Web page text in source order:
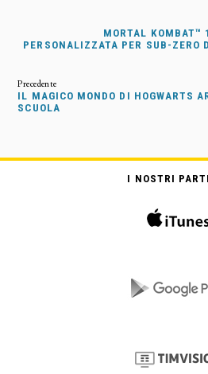
MORTAL KOMBAT™
PERSONALIZZATA PER SUB-ZERO
IL MAGICO MONDO DI HOGWARTS
SCUOLA
I NOSTRI